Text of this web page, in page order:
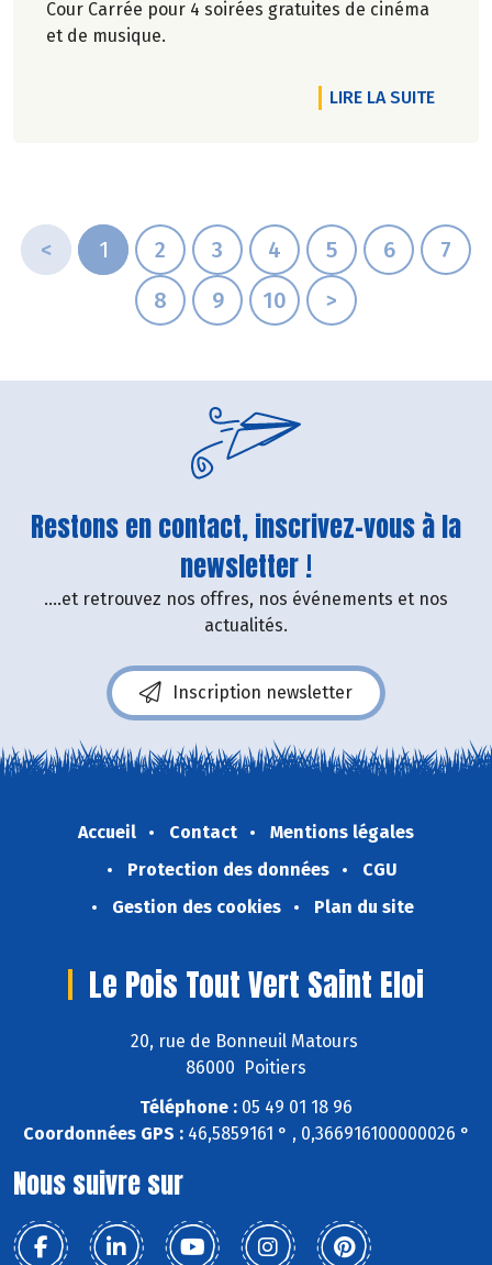
Cour Carrée pour 4 soirées gratuites de cinéma
et de musique.
LIRE LA SUITEDE
< 1 2 3 4 5 6
7
8
9 10 >
Restons en contact, inscrivez-vous à la
newsletter !
....et retrouvez nos offres, nos événements et nos
actualités.
Inscription newsletter
Accueil Contact
Mentions légales
Protection des données
CGU
Gestion des cookies
Plan du site
Le Pois Tout Vert Saint Eloi
20, rue de Bonneuil Matours
86000 Poitiers
Téléphone : 05 49 01 18 96
Coordonnées GPS :46,5859161 ° , 0,366916100000026 °
Nous suivre sur